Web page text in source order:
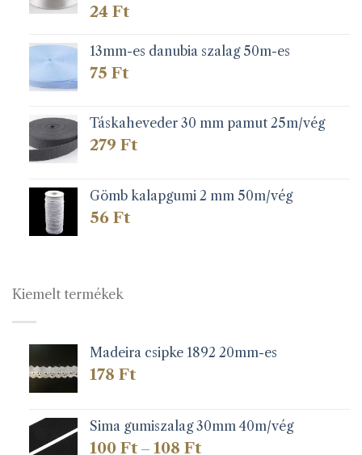
24 Ft
13mm-es danubia szalag 50m-es
75 Ft
Táskaheveder 30 mm pamut 25m/vég
279 Ft
Gömb kalapgumi 2 mm 50m/vég
56 Ft
Kiemelt termékek
Madeira csipke 1892 20mm-es
178 Ft
Sima gumiszalag 30mm 40m/vég
100 Ft – 108 FtÁrtartomány: